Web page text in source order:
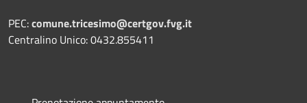
PEC:comune.tricesimo@certgov.fvg.it
Centralino Unico: 0432.855411